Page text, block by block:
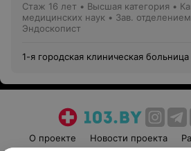
Стаж 16 лет • Высшая категория •
медицинских наук • Зав. отделением
Эндоскопист
1-я городская клиническая больница
О проекте Новости проекта